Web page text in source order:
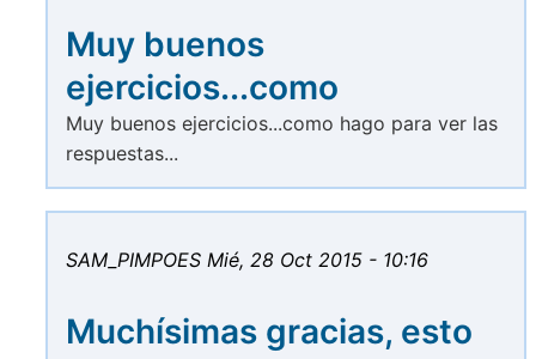
Muy buenos
ejercicios...como
Muy buenos ejercicios...como hago para ver las
respuestas...
SAM_PIMPOES Mié, 28 Oct 2015 - 10:16
Muchísimas gracias, esto